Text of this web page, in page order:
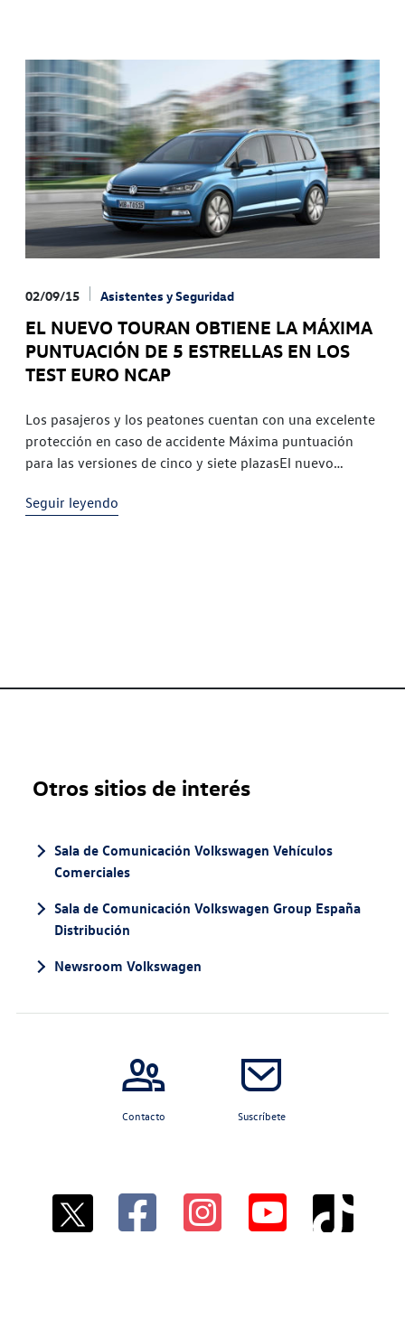
02/09/15 Asistentes y Seguridad
EL NUEVO TOURAN OBTIENE LA MÁXIMA
PUNTUACIÓN DE 5 ESTRELLAS EN LOS
TEST EURO NCAP
Los pasajeros y los peatones cuentan con una excelente
protección en caso de accidente Máxima puntuación
para las versiones de cinco y siete plazasEl nuevo
en los tests
Seguir leyendo
Otros sitios de interés
Sala de Comunicación Volkswagen Vehículos
Comerciales
Sala de Comunicación Volkswagen Group España
Distribución
Newsroom Volkswagen
Contacto Suscríbete